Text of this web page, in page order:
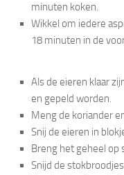
minuten koken.
Wikkel om iedere
18 minuten in de
Als de eieren klaar
en gepeld worden.
Meng de koriander
Snij de eieren in
Breng het geheel op
Snijd de